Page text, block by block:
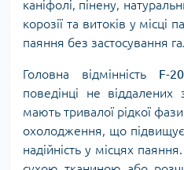
каніфолі, пінену,
корозії та витоків у місці
паяння без застосування
Головна відмінність F-
поведінці не
мають тривалої рідкої фази
охолодження, що підвищує
надійність у місцях